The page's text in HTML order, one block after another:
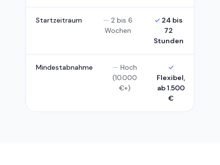
Startzeitraum
2 bis 6
Wochen
24 bis
72
Stunden
Mindestabnahme
Hoch
(10.000
€+)
Flexibel,
ab 1.500
€